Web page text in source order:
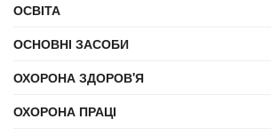
ОСВІТА
ОСНОВНІ ЗАСОБИ
ОХОРОНА ЗДОРОВ'Я
ОХОРОНА ПРАЦІ